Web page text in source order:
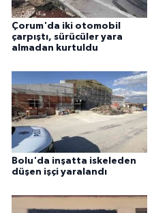
Çorum'da iki otomobil
çarpıştı, sürücüler yara
almadan kurtuldu
Bolu'da inşatta iskeleden
düşen işçi yaralandı